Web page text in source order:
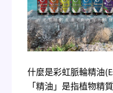
什麼是彩虹脈輪精油
「精油」是指植物精